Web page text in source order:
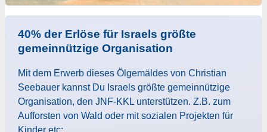
40% der Erlöse für Israels größte
gemeinnützige Organisation
Mit dem Erwerb dieses Ölgemäldes von Christian
Seebauer kannst Du Israels größte gemeinnützige
Organisation, den JNF-KKL unterstützen. Z.B. zum
Aufforsten von Wald oder mit sozialen Projekten für